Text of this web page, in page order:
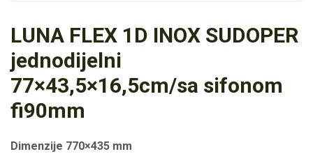
LUNA FLEX 1D INOX SUDOPER
jednodijelni
77×43,5×16,5cm/sa sifonom
fi90mm
Dimenzije 770×435 mm